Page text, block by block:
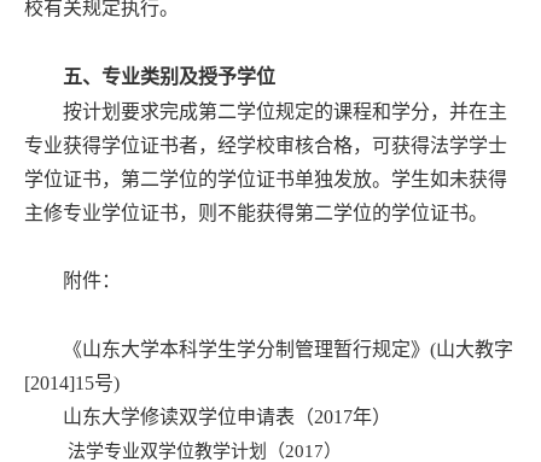
校有关规定执行。
五、专业类别及授予学位
按计划要求完成第二学位规定的课程和学分，并在主
专业获得学位证书者，经学校审核合格，可获得法学学士
学位证书，第二学位的学位证书单独发放。学生如未获得
主修专业学位证书，则不能获得第二学位的学位证书。
附件：
《山东大学本科学生学分制管理暂行规定》(山大教字
[2014]15号)
山东大学修读双学位申请表（2017年）
法学专业双学位教学计划（2017）